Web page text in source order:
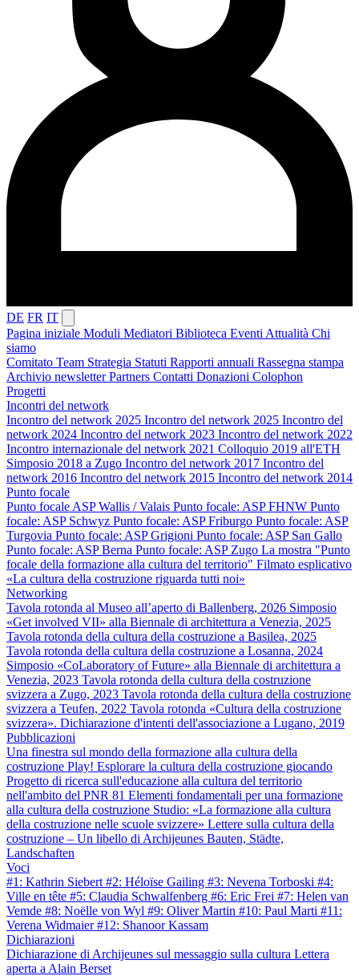
DE FR IT
Pagina iniziale Moduli Mediatori Biblioteca Eventi Attualità Chi
siamo
Comitato Team Strategia Statuti Rapporti annuali Rassegna stampa
Archivio newsletterPartners Contatti Donazioni Colophon
Progetti
Incontri del network
Incontro del network 2025 Incontro del network 2025 Incontro del
network 2024 Incontro del network 2023 Incontro del network 2022
Incontro internazionale del network 2021 Colloquio 2019 all'ETH
Simposio 2018 a Zugo Incontro del network 2017 Incontro del
network 2016 Incontro del network 2015 Incontro del network 2014
Punto focale
Punto focale ASP Wallis / Valais Punto focale: ASP FHNW Punto
focale: ASP Schwyz Punto focale: ASP Friburgo Punto focale: ASP
Turgovia Punto focale: ASP Grigioni Punto focale: ASP San Gallo
Punto focale: ASP Berna Punto focale: ASP Zugo La mostra "Punto
focale della formazione alla cultura del territorio" Filmato esplicativo
«La cultura della costruzione riguarda tutti noi»
Networking
Tavola rotonda al Museo all’aperto di Ballenberg, 2026 Simposio
«Get involved VII» alla Biennale di architettura a Venezia, 2025
Tavola rotonda della cultura della costruzione a Basilea, 2025
Tavola rotonda della cultura della costruzione a Losanna, 2024
Simposio «CoLaboratory of Future» alla Biennale di architettura a
Venezia, 2023 Tavola rotonda della cultura della costruzione
svizzera a Zugo, 2023 Tavola rotonda della cultura della costruzione
svizzera a Teufen, 2022 Tavola rotonda «Cultura della costruzione
svizzera». Dichiarazione d'intenti dell'associazione a Lugano, 2019
Pubblicazioni
Una finestra sul mondo della formazione alla cultura della
costruzione Play! Esplorare la cultura della costruzione giocando
Progetto di ricerca sull'educazione alla cultura del territorio
nell'ambito del PNR 81 Elementi fondamentali per una formazione
alla cultura della costruzione Studio: «La formazione alla cultura
della costruzione nelle scuole svizzere» Lettere sulla cultura della
costruzione – Un libello di Archijeunes Bauten, Städte,
Landschaften
Voci
#1: Kathrin Siebert #2: Héloïse Gailing #3: Nevena Torboski #4:
Ville en tête #5: Claudia Schwalfenberg #6: Eric Frei #7: Helen van
Vemde #8: Noëlle von Wyl #9: Oliver Martin #10: Paul Marti #11:
Verena Widmaier#12: Shanoor Kassam
Dichiarazioni
Dichiarazione di Archijeunes sul messaggio sulla cultura Lettera
aperta a Alain Berset